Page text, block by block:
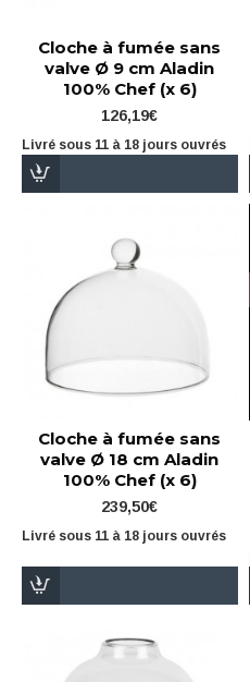
Cloche à fumée sans
valve Ø 9 cm Aladin
100% Chef (x 6)
126,19€
Livré sous 11 à 18 jours ouvrés
Cloche à fumée sans
valve Ø 18 cm Aladin
100% Chef (x 6)
239,50€
Livré sous 11 à 18 jours ouvrés